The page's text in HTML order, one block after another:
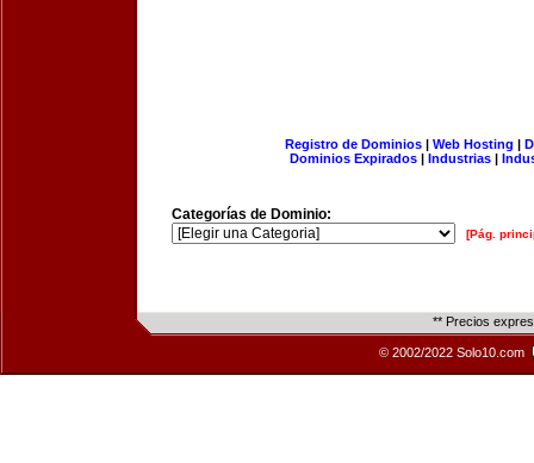
Registro de Dominios| Web Hosting |
Dominios Expirados | Industrias |
Categorías de Dominio:
[Pág.
** Precios
© 2002/2022 Solo10.com